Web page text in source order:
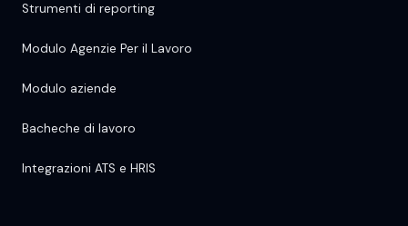
Strumenti di reporting
Modulo Agenzie Per il Lavoro
Modulo aziende
Bacheche di lavoro
Integrazioni ATS e HRIS